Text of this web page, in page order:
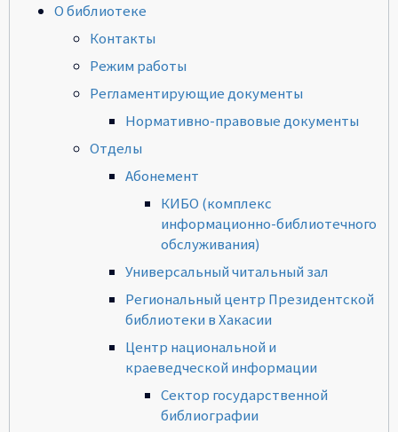
О библиотеке
Контакты
Режим работы
Регламентирующие документы
Нормативно-правовые документы
Отделы
Абонемент
КИБО (комплекс
информационно-библиотечного
обслуживания)
Универсальный читальный зал
Региональный центр Президентской
библиотеки в Хакасии
Центр национальной и
краеведческой информации
Сектор государственной
библиографии